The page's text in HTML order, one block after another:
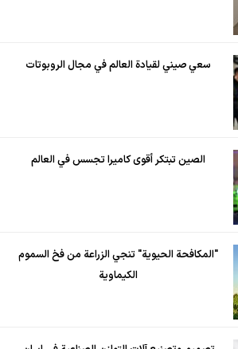
سعي صيني لقيادة العالم في مجال الروبوتات
الصين تبتكر أقوى كاميرا تجسس في العالم
"المكافحة الحيوية" تنجي الزراعة من فخ السموم
الكيماوية